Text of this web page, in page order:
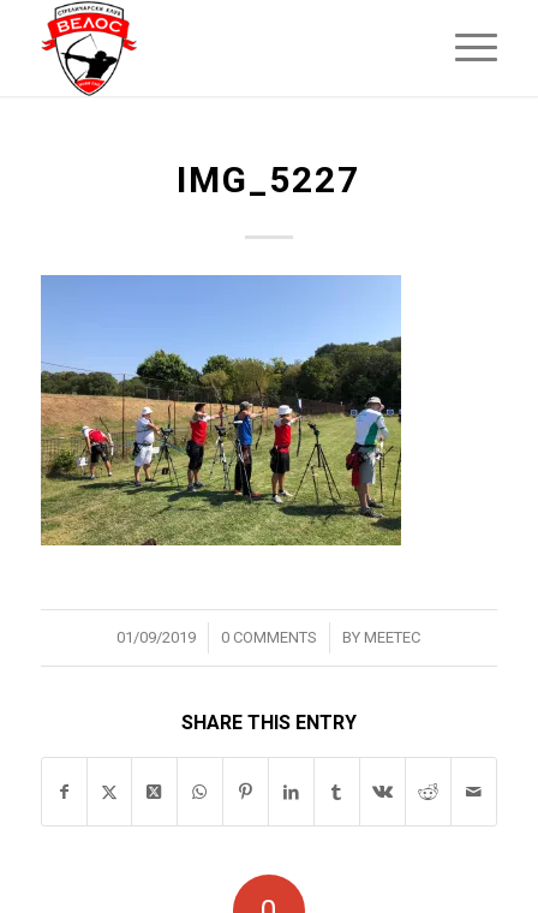
IMG_5227
01/09/2019
/ 0 COMMENTS
/ BY MEETEC
SHARE THIS ENTRY